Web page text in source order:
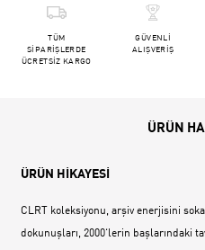
TÜM
SİPARİŞLERDE
ÜCRETSİZ KARGO
GÜVENLİ
ALIŞVERİŞ
ÜRÜN
ÜRÜN HİKAYESİ
CLRT koleksiyonu, arşiv enerjisini
dokunuşları, 2000‘lerin başlarındaki